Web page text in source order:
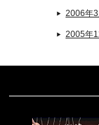
2006年3
2005年